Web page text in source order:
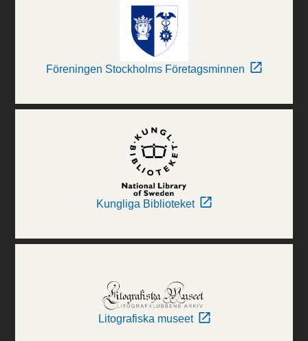
Föreningen Stockholms Företagsminnen
Kungliga Biblioteket
Litografiska museet